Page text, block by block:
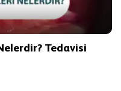
Tedavisi